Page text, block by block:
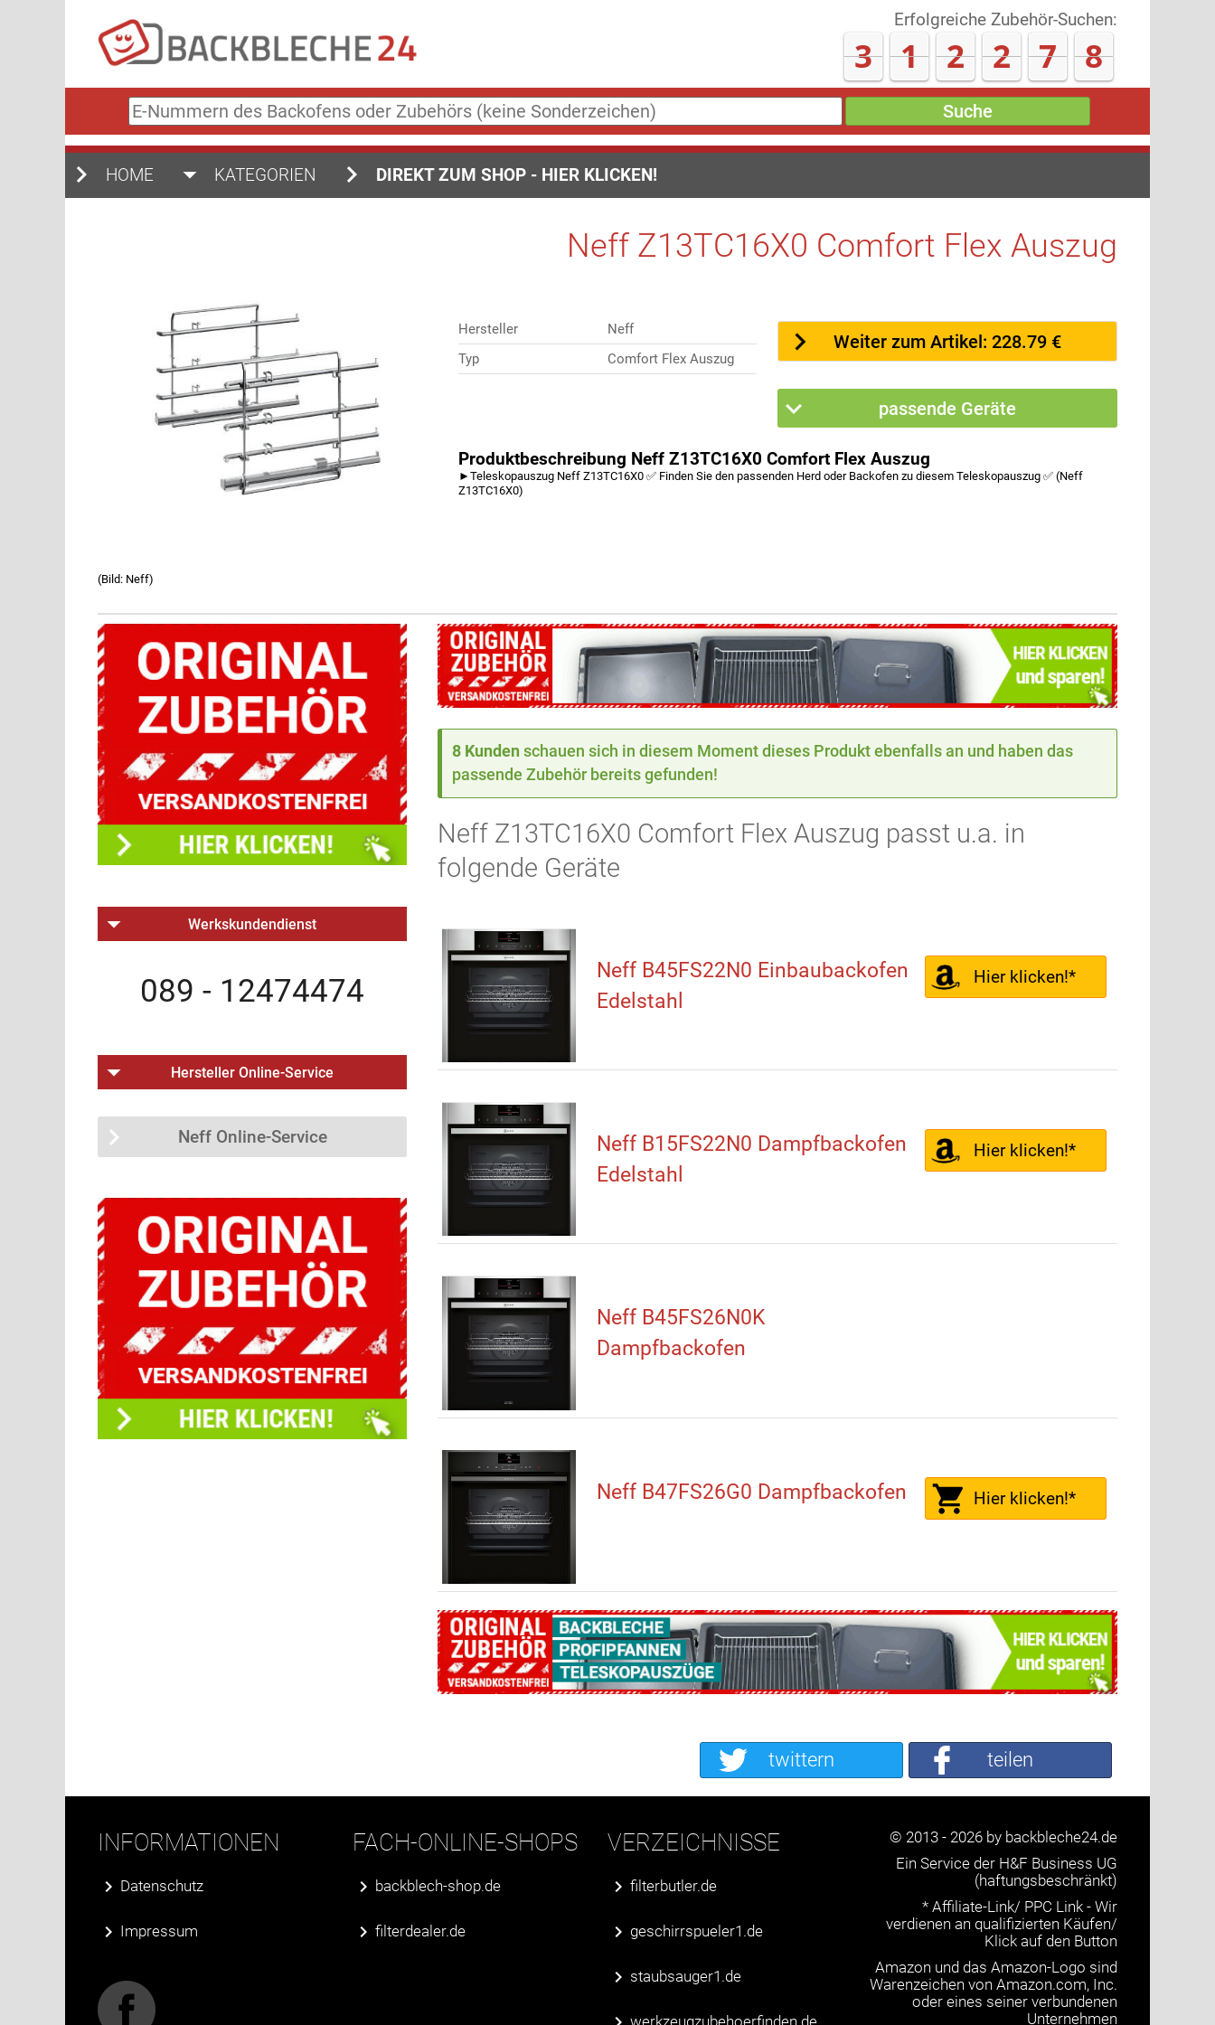
Erfolgreiche Zubehör-Suchen:
3 1 2 3 1 4
E-
Nummern
des
oder
Suche
HOME KATEGORIEN DIREKT ZUM SHOP - HIER KLICKEN!
(Bild: Neff)
Neff Z13TC16X0 Comfort Flex Auszug
Hersteller
Neff
Typ
Comfort Flex Auszug
Weiter zum Artikel: 228.79 €
passende Geräte
Produktbeschreibung Neff Z13TC16X0 Comfort Flex Auszug
►Teleskopauszug Neff Z13TC16X0 ✅ Finden Sie den passenden Herd oder Backofen zu diesem Teleskopauszug ✅ (Neff
Z13TC16X0)
8 Kunden schauen sich in diesem Moment dieses Produkt ebenfalls an und haben das
passende Zubehör bereits gefunden!
Neff Z13TC16X0 Comfort Flex Auszug passt u.a. in
folgende Geräte
Neff B45FS22N0 Einbaubackofen
Edelstahl
Hier klicken!*
Neff B15FS22N0 Dampfbackofen
Edelstahl
Hier klicken!*
Neff B45FS26N0K
Dampfbackofen
Neff B47FS26G0 Dampfbackofen Hier klicken!*
Werkskundendienst
089 - 12474474
Hersteller Online-Service
Neff Online-Service
teilen
twittern
INFORMATIONEN
Datenschutz
Impressum
FACH-ONLINE-SHOPS
backblech-shop.de
filterdealer.de
VERZEICHNISSE
filterbutler.de
geschirrspueler1.de
staubsauger1.de
© 2013 - 2026 by backbleche24.de
Ein Service der H&F Business UG
(haftungsbeschränkt)
* Affiliate-Link/ PPC Link - Wir
verdienen an qualifizierten Käufen/
Klick auf den Button
Amazon und das Amazon-Logo sind
Warenzeichen von Amazon.com, Inc.
oder eines seiner verbundenen
Unternehmen